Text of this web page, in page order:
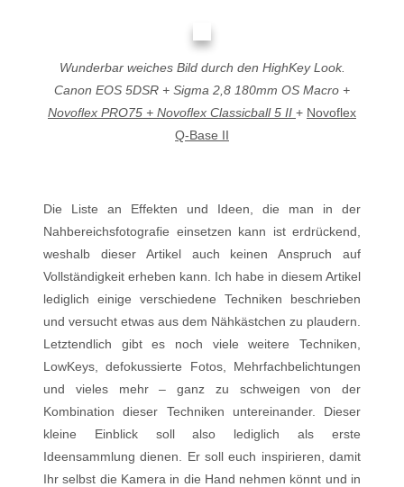
Wunderbar weiches Bild durch den HighKey Look.
Canon EOS 5DSR + Sigma 2,8 180mm OS Macro +
Novoflex PRO75 + Novoflex Classicball 5 II + Novoflex
Q-Base II
Die Liste an Effekten und Ideen, die man in der
Nahbereichsfotografie einsetzen kann ist erdrückend,
weshalb dieser Artikel auch keinen Anspruch auf
Vollständigkeit erheben kann. Ich habe in diesem Artikel
lediglich einige verschiedene Techniken beschrieben
und versucht etwas aus dem Nähkästchen zu plaudern.
Letztendlich gibt es noch viele weitere Techniken,
LowKeys, defokussierte Fotos, Mehrfachbelichtungen
und vieles mehr – ganz zu schweigen von der
Kombination dieser Techniken untereinander. Dieser
kleine Einblick soll also lediglich als erste
Ideensammlung dienen. Er soll euch inspirieren, damit
Ihr selbst die Kamera in die Hand nehmen könnt und in